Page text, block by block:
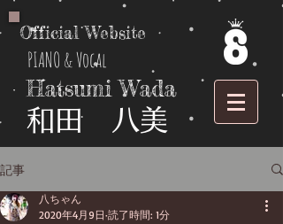
Official Website
PIANO & Vocal
Hatsumi Wada
​和田 八美
記事
八ちゃん
2020年4月9日 読了時間: 1分